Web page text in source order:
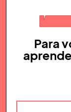
Para
esteja